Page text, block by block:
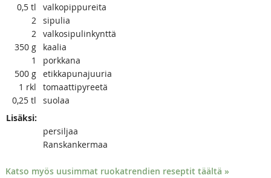
0,5 tl
valkopippureita
2 sipulia
2 valkosipulinkynttä
350 g
kaalia
1
porkkana
500 g etikkapunajuuria
1 rkl
tomaattipyreetä
0,25 tl
suolaa
Lisäksi:
persiljaa
Ranskankermaa
Katso myös uusimmat ruokatrendien reseptit täältä »